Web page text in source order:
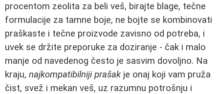
procentom zeolita za beli veš, birajte blage, tečne
formulacije za tamne boje, ne bojte se kombinovati
praškaste i tečne proizvode zavisno od potreba, i
uvek se držite preporuke za doziranje - čak i malo
manje od navedenog često je sasvim dovoljno. Na
kraju, najkompatibilniji prašakje onaj koji vam pruža
čist, svež i mekan veš, uz razumnu potrošnju i